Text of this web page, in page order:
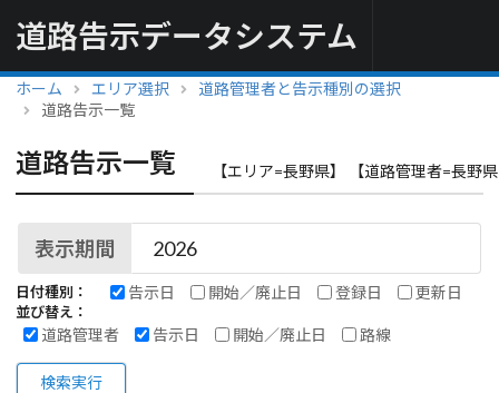
道路告示データシステム
ホーム エリア選択
道路管理者と告示種別の選択
道路告示一覧
道路告示一覧 【エリア=長野県】 【道路管理者=長野
表示期間
日付種別： 告示日 開始／廃止日 登録日 更新日
並び替え：
道路管理者 告示日 開始／廃止日 路線
検索実行